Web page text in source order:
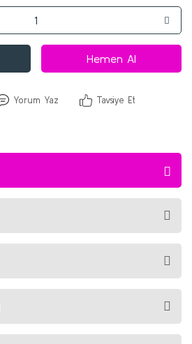
Hemen Al
Yorum Yaz Tavsiye Et